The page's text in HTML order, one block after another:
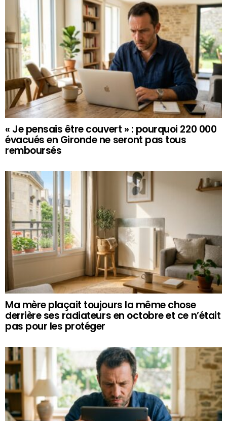
« Je pensais être couvert » : pourquoi 220 000
évacués en Gironde ne seront pas tous
remboursés
Ma mère plaçait toujours la même chose
derrière ses radiateurs en octobre et ce n’était
pas pour les protéger